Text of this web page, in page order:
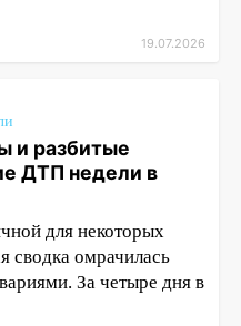
19.07.2026
и разбитые
ДТП недели в
для некоторых
сводка омрачилась
За четыре дня в